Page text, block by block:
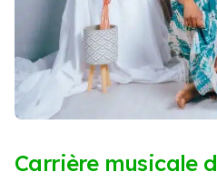
Carrière musicale